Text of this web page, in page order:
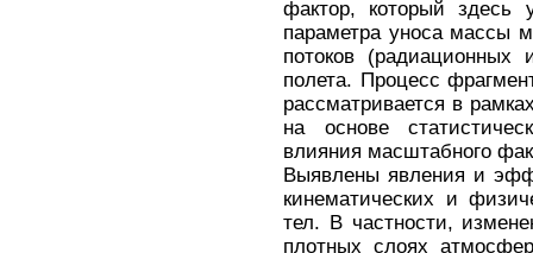
фактор, который здесь
параметра уноса массы
потоков (радиационных
полета. Процесс
рассматривается в
на основе
влияния масштабного
Выявлены явления и
кинематических и
тел. В частности,
плотных слоях